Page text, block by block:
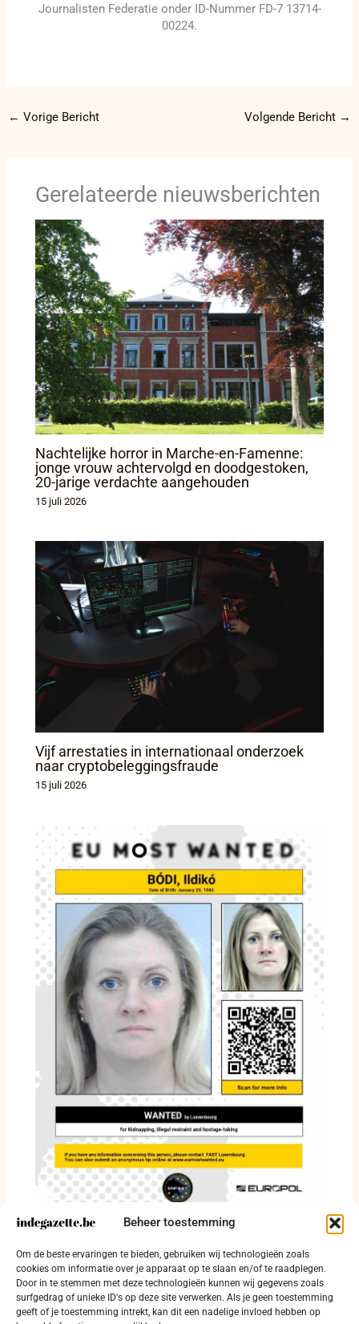
Beheer toestemming
Om de beste ervaringen te bieden, gebruiken wij technologieën zoals
cookies om informatie over je apparaat op te slaan en/of te raadplegen.
Door in te stemmen met deze technologieën kunnen wij gegevens zoals
surfgedrag of unieke ID's op deze site verwerken. Als je geen toestemming
geeft of je toestemming intrekt, kan dit een nadelige invloed hebben op
Journalisten Federatie onder ID-Nummer FD-7 13714-
00224.
← Vorige Bericht Volgende Bericht →
Gerelateerde nieuwsberichten
Nachtelijke horror in Marche-en-Famenne:
jonge vrouw achtervolgd en doodgestoken,
20-jarige verdachte aangehouden
15 juli 2026
Vijf arrestaties in internationaal onderzoek
naar cryptobeleggingsfraude
15 juli 2026
Vader zag kind sinds 2023 niet meer:
Luxemburg zoekt Bódi Ildikó
12 juni 2026